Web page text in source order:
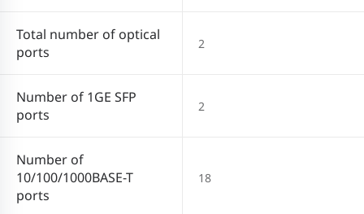
Total number of optical
ports
2
Number of 1GE SFP
ports
2
Number of
10/100/1000BASE-T
ports
18